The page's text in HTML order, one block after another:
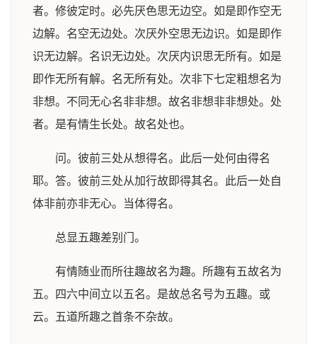
者。修彼定时。必先厌色思无边空。如是即作空无
边解。名空无边处。次厌外空思无边识。如是即作
识无边解。名识无边处。次厌内识思无所有。如是
即作无所有解。名无所有处。次非下七定粗想名为
非想。不同无心名非非想。故名非想非非想处。处
者。是有情生长处。故名处也。
问。彼前三处从想得名。此后一处何由得名
耶。答。彼前三处从加行故即得其名。此后一处自
体非前亦非无心。当体得名。
总显五趣差别门。
有情随业而所往趣故名为趣。所趣有五故名为
五。四六中间立以五名。是故总名号为五趣。或
云。五道所趣之首条不杂故。